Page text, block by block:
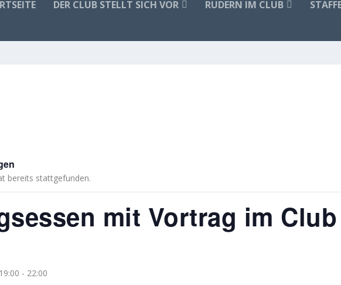
DER CLUB STELLT SICH VOR RUDERN IM CLUB
bereits stattgefunden.
mit Vortrag im Club
- 22:00